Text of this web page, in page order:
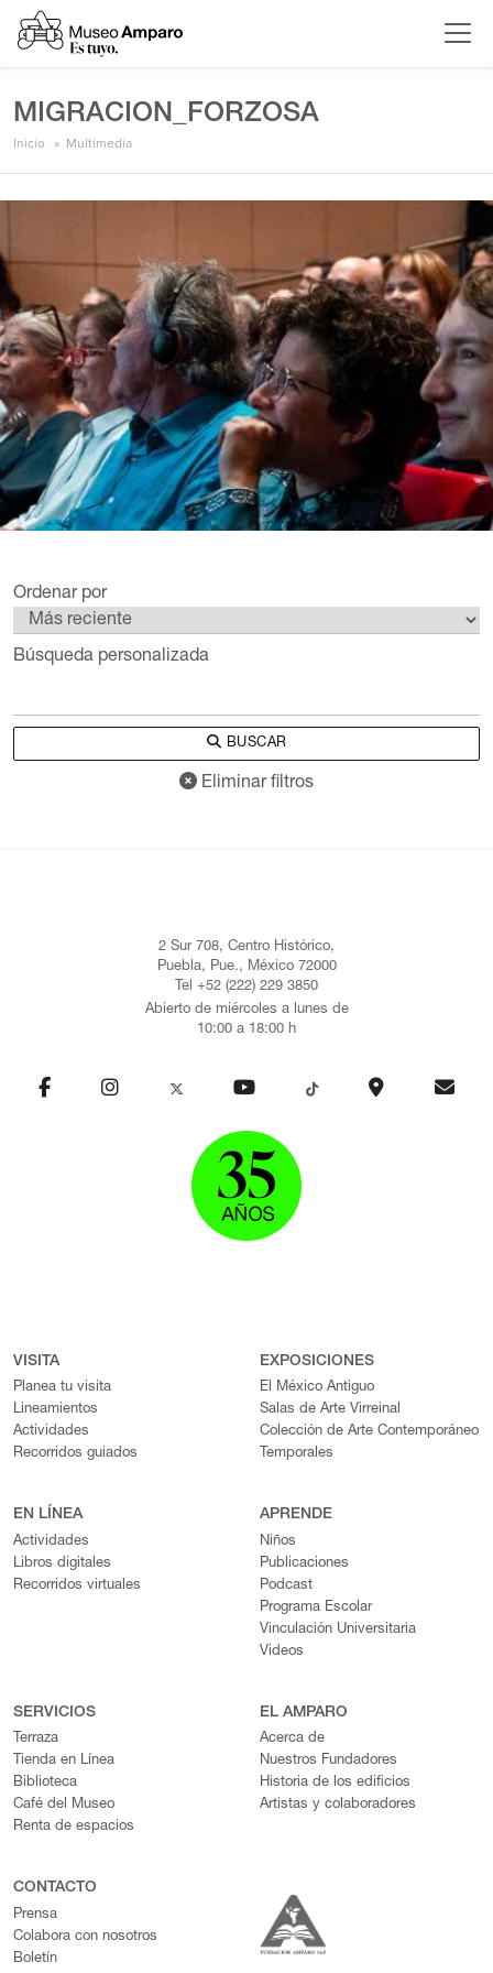
MIGRACION_FORZOSA
Inicio Multimedia
Ordenar por
Búsqueda personalizada
BUSCAR
Eliminar filtros
2 Sur 708, Centro Histórico,
Puebla, Pue., México 72000
Tel +52 (222) 229 3850
Abierto de miércoles a lunes de
10:00 a 18:00 h
VISITA
Planea tu visita
Lineamientos
Actividades
Recorridos guiados
EXPOSICIONES
El México Antiguo
Salas de Arte Virreinal
Colección de Arte Contemporáneo
Temporales
EN LÍNEA
Actividades
Libros digitales
Recorridos virtuales
APRENDE
Niños
Publicaciones
Podcast
Programa Escolar
Vinculación Universitaria
Videos
SERVICIOS
Terraza
Tienda en Línea
Biblioteca
Café del Museo
Renta de espacios
EL AMPARO
Acerca de
Nuestros Fundadores
Historia de los edificios
Artistas y colaboradores
CONTACTO
Prensa
Colabora con nosotros
Boletín